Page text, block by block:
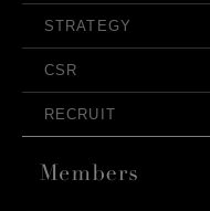
STRATEGY
CSR
RECRUIT